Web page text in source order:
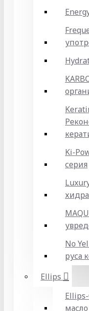
Ki-
серия
No
руса
Ellips
масло